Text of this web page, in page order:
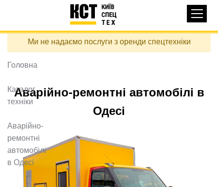
Перейти
вмісту
навигация
КАТАЛОГ ТЕХНІКИ
ДОСТАВКА ТА ОПЛАТА
ПРО НАС
ВІДГУКИ
КОНТАКТИ
ПОДЗВОНИТИ
Контактні телефони:
Ми не надаємо послуги з оренди спецтехніки
Аварійно-ремонтні автомобілі в
Одесі
Головна
Каталог
техніки
Аварійно-
ремонтні
автомобілі
в Одесі